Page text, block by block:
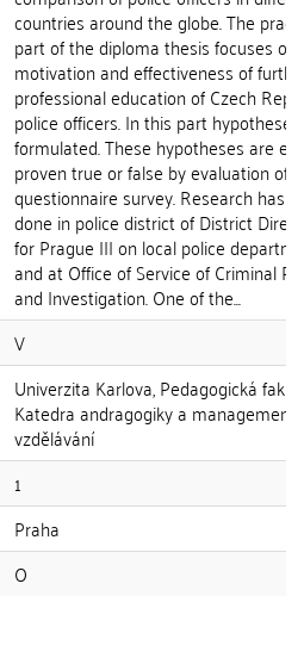
countries around the globe. The
part of the diploma thesis focuses on
motivation and effectiveness of
professional education of Czech
police officers. In this part
formulated. These hypotheses are
proven true or false by evaluation of
questionnaire survey. Research has
done in police district of District
for Prague III on local police
and at Office of Service of Criminal
and Investigation. One of the...
V
Univerzita Karlova, Pedagogická
Katedra andragogiky a managementu
vzdělávání
1
Praha
O